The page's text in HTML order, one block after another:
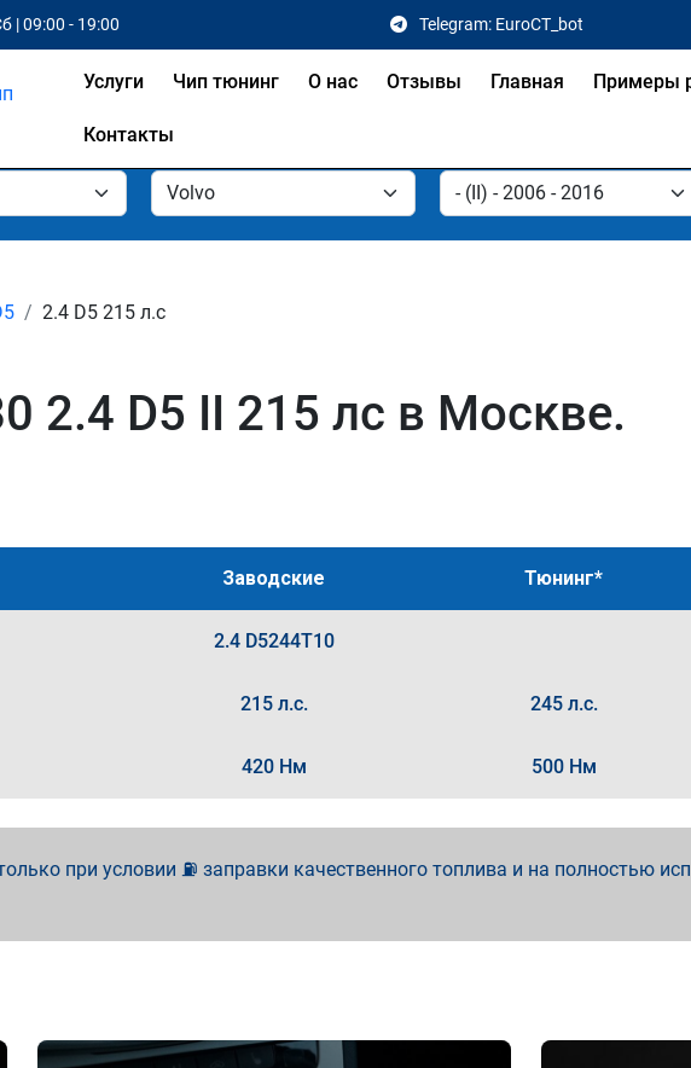
| 09:00 - 19:00 Telegram: EuroCT_bot
Услуги Чип тюнинг О нас Отзывы Главная Примеры
Контакты
2.4 D5 215 л.с
2.4 D5 II 215 лс в Москве.
Заводские Тюнинг*
2.4 D5244T10
215 л.с. 245 л.с.
420 Нм 500 Нм
при условии ⛽ заправки качественного топлива и на полностью